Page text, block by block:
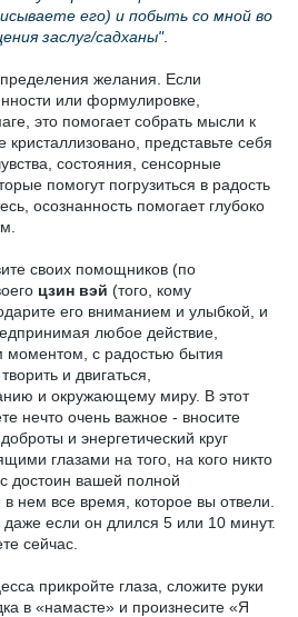
его) и побыть со мной во
заслуг/садханы".
желания. Если
или формулировке,
это помогает собрать мысли к
кристаллизовано, представьте себя
состояния, сенсорные
помогут погрузиться в радость
осознанность помогает глубоко
своих помощников (по
цзин вэй (того, кому
его вниманием и улыбкой, и
любое действие,
моментом, с радостью бытия
и двигаться,
и окружающему миру. В этот
нечто очень важное - вносите
и энергетический круг
глазами на того, на кого никто
достоин вашей полной
нем все время, которое вы отвели.
если он длился 5 или 10 минут.
сейчас.
прикройте глаза, сложите руки
в «намасте» и произнесите «Я